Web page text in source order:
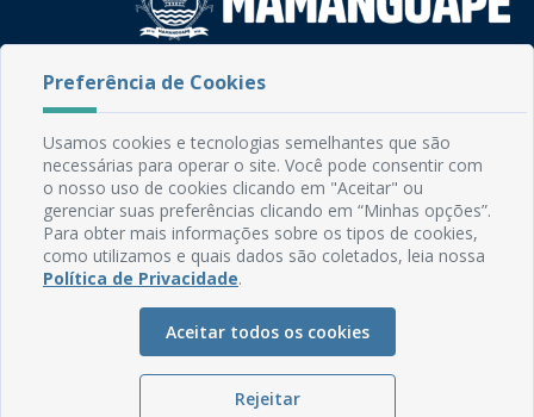
Rua do Imperador, 78, Centro
Email: comunicacao@mamanguape.pb.gov.br
Expediente: Segunda à Sexta, das 08h às 13h
Mapa do Site
Perguntas frequentes
Manual de Navegação
Glossário
Ouvidoria
Serviços Internos
Preferência de Cookies
Usamos cookies e tecnologias semelhantes que são
necessárias para operar o site. Você pode consentir com
o nosso uso de cookies clicando em "Aceitar" ou
gerenciar suas preferências clicando em “Minhas opções”.
Para obter mais informações sobre os tipos de cookies,
como utilizamos e quais dados são coletados, leia nossa
Política de Privacidade.
Aceitar todos os cookies
Rejeitar